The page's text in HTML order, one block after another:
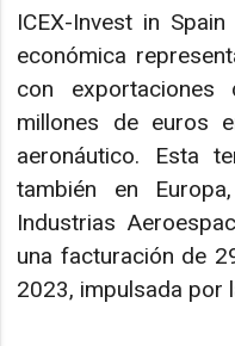
ICEX-Invest in
económica
con exportaciones
millones de euros
aeronáutico. Esta
también en
Industrias
una facturación de
2023, impulsada por